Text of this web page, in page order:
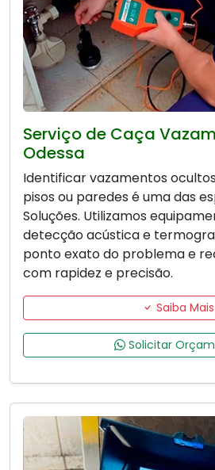
Serviço de Caça
Odessa
Identificar vazamentos
pisos ou paredes é uma das
Soluções. Utilizamos
detecção acústica e
ponto exato do problema e
com rapidez e precisão.
Saiba Mais
Solicitar